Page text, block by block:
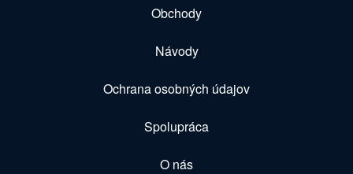
Obchody
Návody
Ochrana osobných údajov
Spolupráca
O nás